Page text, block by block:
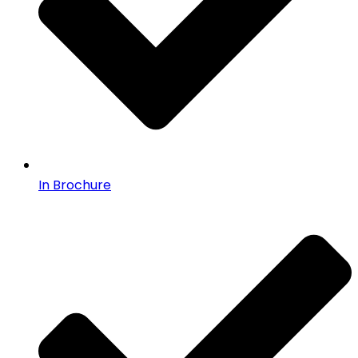
In Brochure